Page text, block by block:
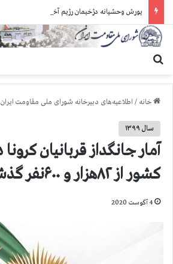
خانه / اطلاعیه‌های دبیرخانه شورای ملی مقاومت ایران
سال ۱۳۹۹
کشور از ۸۲هزار و ۶۰۰نفر گذشت
4 آگوست 2020